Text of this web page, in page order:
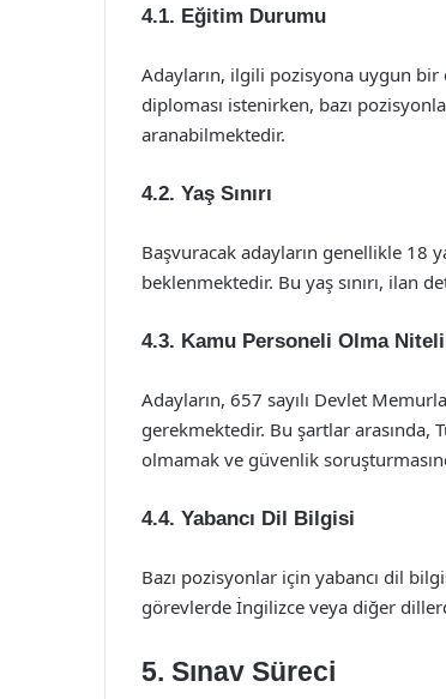
4.1. Eğitim Durumu
Adayların, ilgili pozisyona uygun
diploması istenirken, bazı
aranabilmektedir.
4.2. Yaş Sınırı
Başvuracak adayların genellikle 18
beklenmektedir. Bu yaş sınırı, ilan
4.3. Kamu Personeli Olma
Adayların, 657 sayılı Devlet
gerekmektedir. Bu şartlar arasında,
olmamak ve güvenlik
4.4. Yabancı Dil Bilgisi
Bazı pozisyonlar için yabancı dil
görevlerde İngilizce veya diğer
5. Sınav Süreci